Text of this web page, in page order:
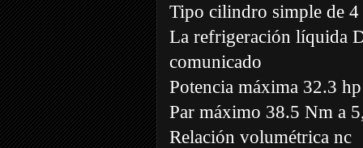
Tipo cilindro simple de
La refrigeración líquida
comunicado
Potencia máxima 32.3
Par máximo 38.5 Nm a
Relación volumétrica nc